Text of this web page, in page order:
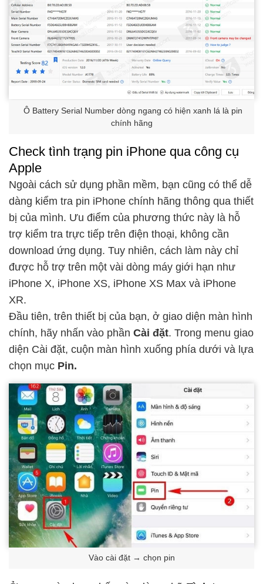
Ô Battery Serial Number dòng ngang có hiện xanh lá là pin
chính hãng
Check tình trạng pin iPhone qua công cụ
Apple
Ngoài cách sử dụng phần mềm, bạn cũng có thể dễ
dàng kiểm tra pin iPhone chính hãng thông qua thiết
bị của mình. Ưu điểm của phương thức này là hỗ
trợ kiểm tra trực tiếp trên điện thoại, không cần
download ứng dụng. Tuy nhiên, cách làm này chỉ
được hỗ trợ trên một vài dòng máy giới hạn như
iPhone X, iPhone XS, iPhone XS Max và iPhone
XR.
Đầu tiên, trên thiết bị của bạn, ở giao diện màn hình
chính, hãy nhấn vào phần Cài đặt. Trong menu giao
diện Cài đặt, cuộn màn hình xuống phía dưới và lựa
chọn mục Pin.
Vào cài đặt → chọn pin